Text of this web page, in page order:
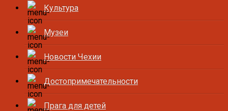
Культура
Музеи
Новости Чехии
Достопримечательности
Прага для детей